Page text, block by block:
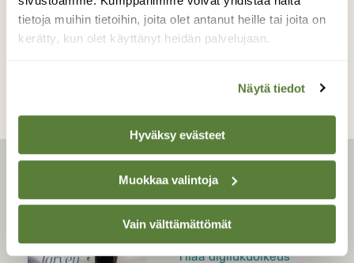
tietoja muihin tietoihin, joita olet antanut heille tai joita on
kerätty, kun olet käyttänyt heidän palvelujaan.
Näytä tiedot
Hyväksy evästeet
Muokkaa valintoja
Vain välttämättömät
LEHTI
Uusin lehti
Tilaa Suomen Luonto
Tilaa digilukuoikeus